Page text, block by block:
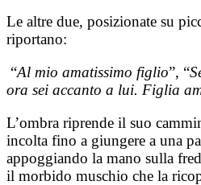
Le altre due, posizionate su
riportano:
“Al mio amatissimo figlio”, “
ora sei accanto a lui. Figlia
L’ombra riprende il suo
incolta fino a giungere a una
appoggiando la mano sulla
il morbido muschio che la